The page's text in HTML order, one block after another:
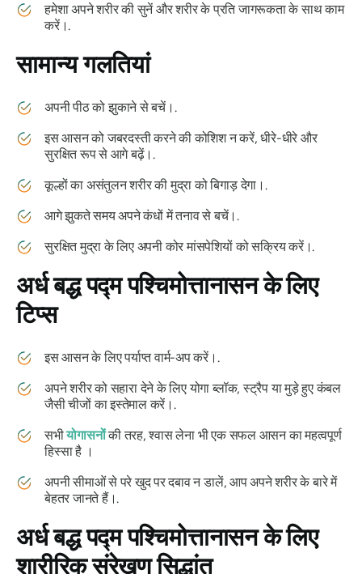
हमेशा अपने शरीर की सुनें और शरीर के प्रति जागरूकता के साथ काम
करें।.
सामान्य गलतियां
अपनी पीठ को झुकाने से बचें।.
इस आसन को जबरदस्ती करने की कोशिश न करें, धीरे-धीरे और
सुरक्षित रूप से आगे बढ़ें।.
कूल्हों का असंतुलन शरीर की मुद्रा को बिगाड़ देगा।.
आगे झुकते समय अपने कंधों में तनाव से बचें।.
सुरक्षित मुद्रा के लिए अपनी कोर मांसपेशियों को सक्रिय करें।.
अर्ध बद्ध पद्म पश्चिमोत्तानासनके लिए
टिप्स
इस आसन के लिए पर्याप्त वार्म-अप करें।.
अपने शरीर को सहारा देने के लिए योगा ब्लॉक, स्ट्रैप या मुड़े हुए कंबल
जैसी चीजों का इस्तेमाल करें।.
सभीयोगासनोंकी तरह, श्वास लेना भी एक सफल आसन का महत्वपूर्ण
हिस्सा है ।
अपनी सीमाओं से परे खुद पर दबाव न डालें, आप अपने शरीर के बारे में
बेहतर जानते हैं।.
अर्ध बद्ध पद्म पश्चिमोत्तानासनके लिए
शारीरिक संरेखण सिद्धांत